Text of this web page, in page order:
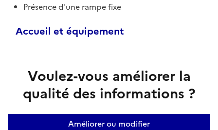
Présence d'une rampe fixe
Accueil et équipement
Voulez-vous améliorer la
qualité des informations ?
Améliorer ou modifier